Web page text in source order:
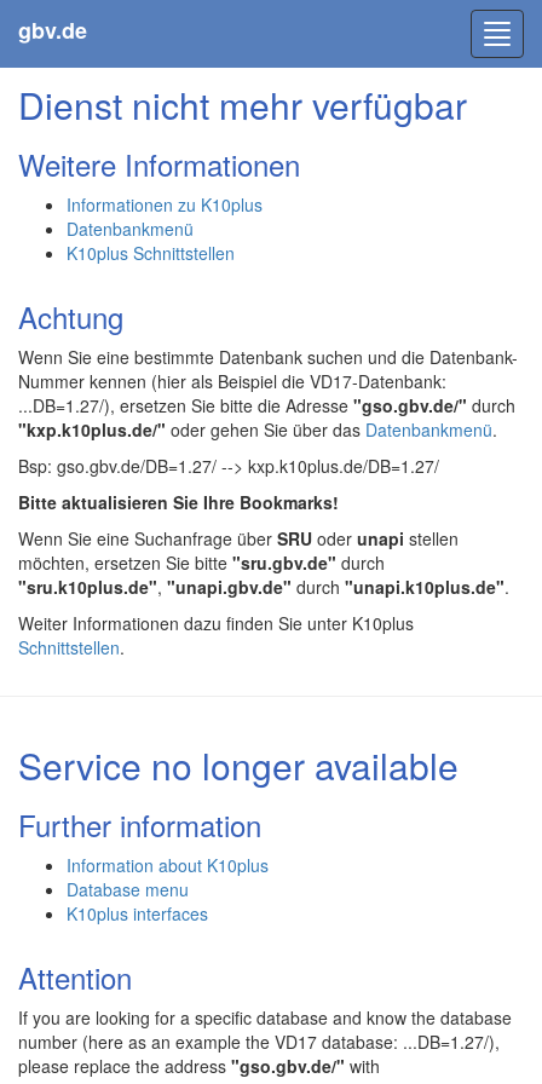
gbv.de
Dienst nicht mehr verfügbar
Weitere Informationen
Informationen zu K10plus
Datenbankmenü
K10plus Schnittstellen
Achtung
Wenn Sie eine bestimmte Datenbank suchen und die Datenbank-
Nummer kennen (hier als Beispiel die VD17-Datenbank:
...DB=1.27/), ersetzen Sie bitte die Adresse "gso.gbv.de/" durch
"kxp.k10plus.de/" oder gehen Sie über das Datenbankmenü.
Bsp: gso.gbv.de/DB=1.27/ --> kxp.k10plus.de/DB=1.27/
Bitte aktualisieren Sie Ihre Bookmarks!
Wenn Sie eine Suchanfrage über SRU oder unapi stellen
möchten, ersetzen Sie bitte "sru.gbv.de" durch
"sru.k10plus.de", "unapi.gbv.de" durch "unapi.k10plus.de".
Weiter Informationen dazu finden Sie unter K10plus
Schnittstellen.
Service no longer available
Further information
Information about K10plus
Database menu
K10plus interfaces
Attention
If you are looking for a specific database and know the database
number (here as an example the VD17 database: ...DB=1.27/),
please replace the address "gso.gbv.de/" with